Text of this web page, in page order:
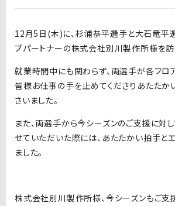
12月5日(木)に、杉浦恭平選手と大石竜平
プパートナーの株式会社別川製作所様を訪
就業時間中にも関わらず、両選手が各フロ
皆様お仕事の手を止めてくださりあたたか
さいました。
また、両選手から今シーズンのご支援に対
せていただいた際には、あたたかい拍手と
ました。
株式会社別川製作所様、今シーズンもご支